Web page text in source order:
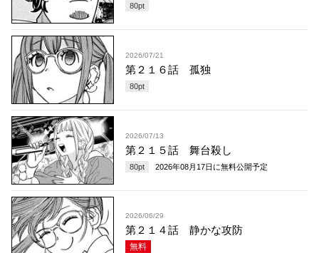
80pt
2026/07/21
第２１６話 孤独
80pt
2026/07/13
第２１５話 舞台殺し
80pt 2026年08月17日 に無料公開予定
2026/06/29
第２１４話 静かな攻防
無料